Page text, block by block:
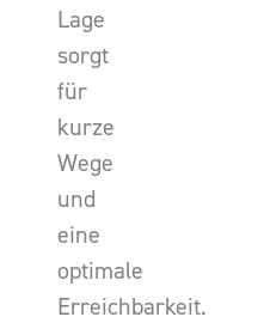
Lage
sorgt
für
kurze
Wege
und
eine
optimale
Erreichbarkeit.